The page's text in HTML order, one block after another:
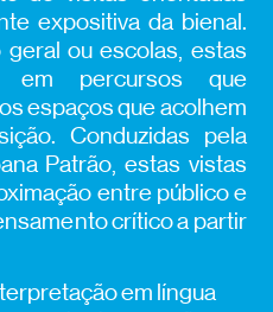
expositiva da bienal.
ou escolas, estas
em percursos que
espaços que acolhem
Conduzidas pela
Patrão, estas vistas
entre público e
crítico a partir
em língua